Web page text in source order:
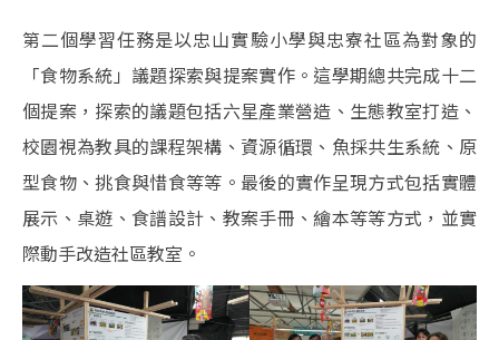
第二個學習任務是以忠山實驗小學與忠寮社區為對象的
「食物系統」議題探索與提案實作。這學期總共完成十二
個提案，探索的議題包括六星產業營造、生態教室打造、
校園視為教具的課程架構、資源循環、魚採共生系統、原
型食物、挑食與惜食等等。最後的實作呈現方式包括實體
展示、桌遊、食譜設計、教案手冊、繪本等等方式，並實
際動手改造社區教室。